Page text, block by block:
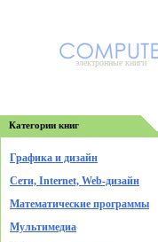
электронные книги
Категории книг
Графика и дизайн
Cети, Internet, Web-дизайн
Математические программы
Мультимедиа